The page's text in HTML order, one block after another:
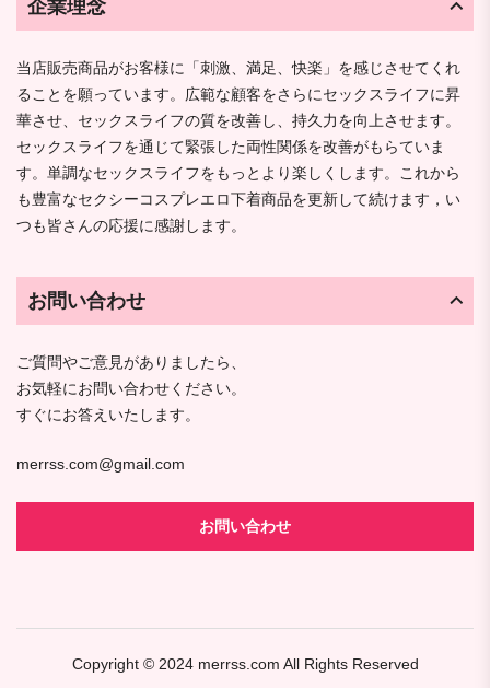
企業理念
当店販売商品がお客様に「刺激、満足、快楽」を感じさせてくれ
ることを願っています。広範な顧客をさらにセックスライフに昇
華させ、セックスライフの質を改善し、持久力を向上させます。
セックスライフを通じて緊張した両性関係を改善がもらていま
す。単調なセックスライフをもっとより楽しくします。これから
も豊富なセクシーコスプレエロ下着商品を更新して続けます，い
つも皆さんの応援に感謝します。
お問い合わせ
ご質問やご意見がありましたら、
お気軽にお問い合わせください。
すぐにお答えいたします。
merrss.com@gmail.com
お問い合わせ
Copyright © 2024 merrss.com All Rights Reserved